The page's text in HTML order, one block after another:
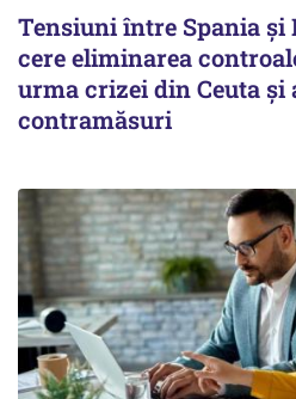
Tensiuni între Spania
cere eliminarea
urma crizei din Ceuta și
contramăsuri